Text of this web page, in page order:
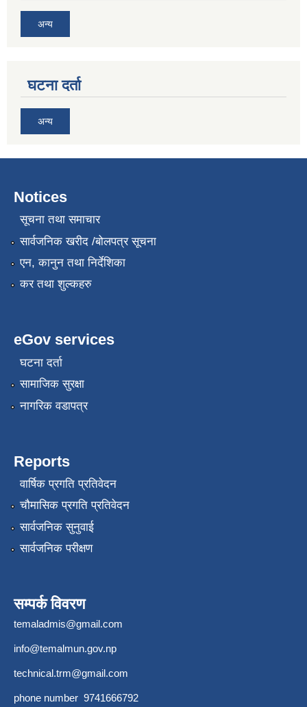
अन्य
घटना दर्ता
अन्य
Notices
सूचना तथा समाचार
सार्वजनिक खरीद /बोलपत्र सूचना
एन, कानुन तथा निर्देशिका
कर तथा शुल्कहरु
eGov services
घटना दर्ता
सामाजिक सुरक्षा
नागरिक वडापत्र
Reports
वार्षिक प्रगति प्रतिवेदन
चौमासिक प्रगति प्रतिवेदन
सार्वजनिक सुनुवाई
सार्वजनिक परीक्षण
सम्पर्क विवरण
temaladmis@gmail.com
info@temalmun.gov.np
technical.trm@gmail.com
phone number 9741666792